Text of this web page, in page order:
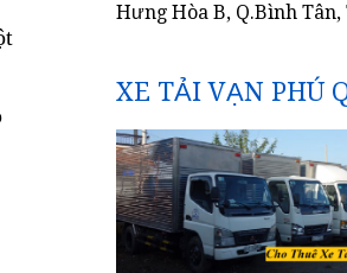
Hưng Hòa B, Q.Bình Tân,
XE TẢI VẠN PHÚ